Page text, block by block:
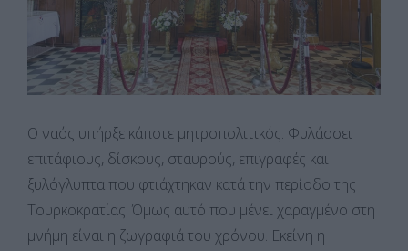
Ο ναός υπήρξε κάποτε μητροπολιτικός. Φυλάσσει
επιτάφιους, δίσκους, σταυρούς, επιγραφές και
ξυλόγλυπτα που φτιάχτηκαν κατά την περίοδο της
Τουρκοκρατίας. Όμως αυτό που μένει χαραγμένο στη
μνήμη είναι η ζωγραφιά του χρόνου. Εκείνη η